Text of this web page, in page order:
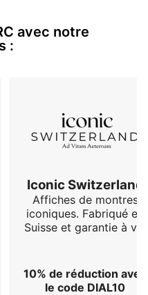
avec notre
:
Iconic Switzerland
Affiches de montres
iconiques. Fabriqué en
Suisse et garantie à vie
10% de réduction avec
le code DIAL10